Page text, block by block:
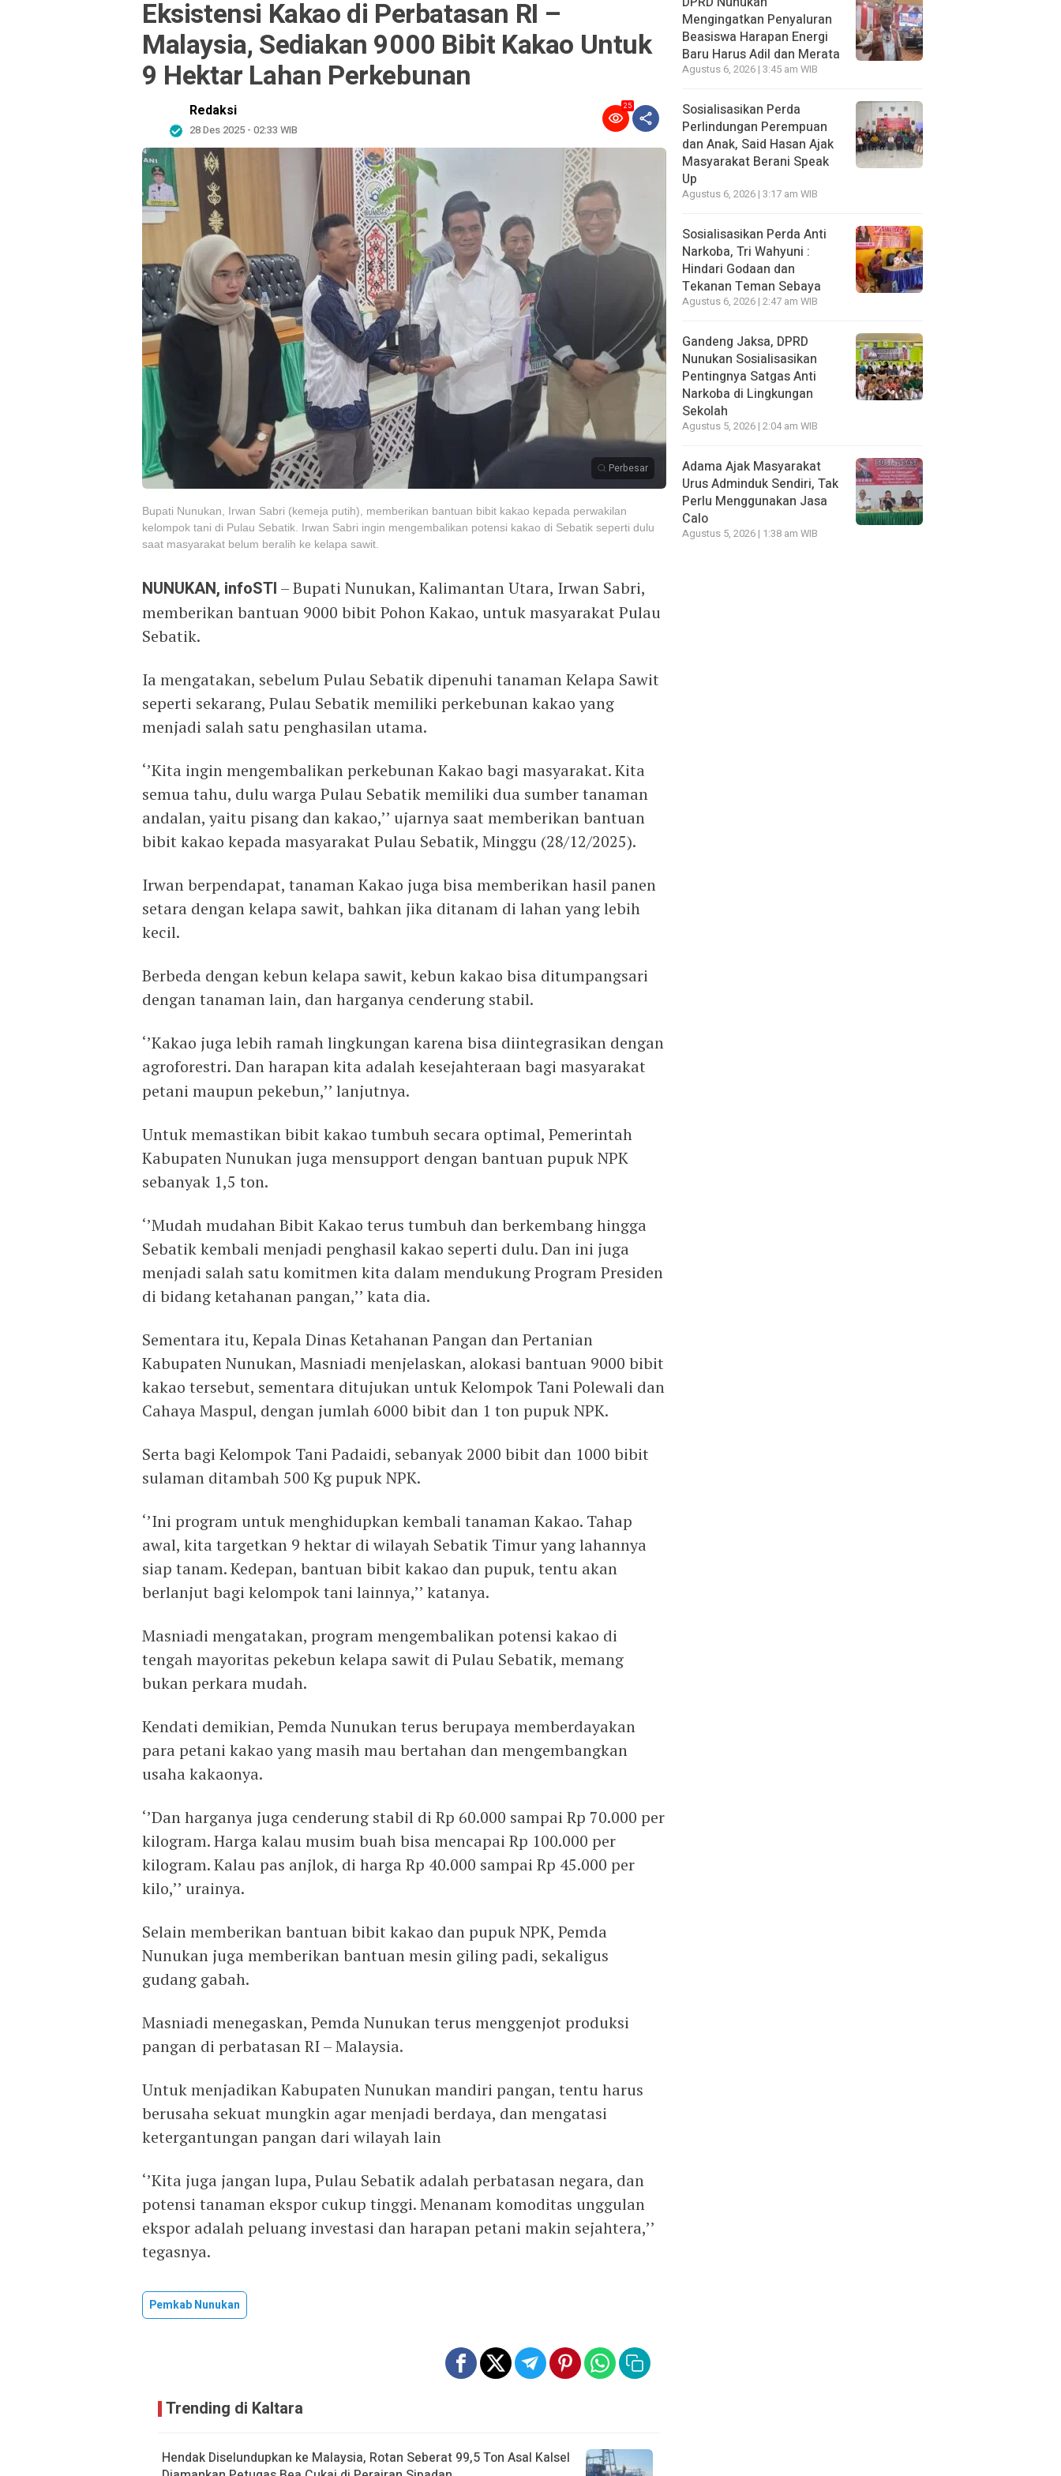
Eksistensi Kakao di Perbatasan RI –
Malaysia, Sediakan 9000 Bibit Kakao Untuk
9 Hektar Lahan Perkebunan
Redaksi
28 Des 2025 - 02:33 WIB
25
Perbesar
Bupati Nunukan, Irwan Sabri (kemeja putih), memberikan bantuan bibit kakao kepada perwakilan
kelompok tani di Pulau Sebatik. Irwan Sabri ingin mengembalikan potensi kakao di Sebatik seperti dulu
saat masyarakat belum beralih ke kelapa sawit.
NUNUKAN, infoSTI – Bupati Nunukan, Kalimantan Utara, Irwan Sabri,
memberikan bantuan 9000 bibit Pohon Kakao, untuk masyarakat Pulau
Sebatik.
Ia mengatakan, sebelum Pulau Sebatik dipenuhi tanaman Kelapa Sawit
seperti sekarang, Pulau Sebatik memiliki perkebunan kakao yang
menjadi salah satu penghasilan utama.
‘’Kita ingin mengembalikan perkebunan Kakao bagi masyarakat. Kita
semua tahu, dulu warga Pulau Sebatik memiliki dua sumber tanaman
andalan, yaitu pisang dan kakao,’’ ujarnya saat memberikan bantuan
bibit kakao kepada masyarakat Pulau Sebatik, Minggu (28/12/2025).
Irwan berpendapat, tanaman Kakao juga bisa memberikan hasil panen
setara dengan kelapa sawit, bahkan jika ditanam di lahan yang lebih
kecil.
Berbeda dengan kebun kelapa sawit, kebun kakao bisa ditumpangsari
dengan tanaman lain, dan harganya cenderung stabil.
‘’Kakao juga lebih ramah lingkungan karena bisa diintegrasikan dengan
agroforestri. Dan harapan kita adalah kesejahteraan bagi masyarakat
petani maupun pekebun,’’ lanjutnya.
Untuk memastikan bibit kakao tumbuh secara optimal, Pemerintah
Kabupaten Nunukan juga mensupport dengan bantuan pupuk NPK
sebanyak 1,5 ton.
‘’Mudah mudahan Bibit Kakao terus tumbuh dan berkembang hingga
Sebatik kembali menjadi penghasil kakao seperti dulu. Dan ini juga
menjadi salah satu komitmen kita dalam mendukung Program Presiden
di bidang ketahanan pangan,’’ kata dia.
Sementara itu, Kepala Dinas Ketahanan Pangan dan Pertanian
Kabupaten Nunukan, Masniadi menjelaskan, alokasi bantuan 9000 bibit
kakao tersebut, sementara ditujukan untuk Kelompok Tani Polewali dan
Cahaya Maspul, dengan jumlah 6000 bibit dan 1 ton pupuk NPK.
Serta bagi Kelompok Tani Padaidi, sebanyak 2000 bibit dan 1000 bibit
sulaman ditambah 500 Kg pupuk NPK.
‘’Ini program untuk menghidupkan kembali tanaman Kakao. Tahap
awal, kita targetkan 9 hektar di wilayah Sebatik Timur yang lahannya
siap tanam. Kedepan, bantuan bibit kakao dan pupuk, tentu akan
berlanjut bagi kelompok tani lainnya,’’ katanya.
Masniadi mengatakan, program mengembalikan potensi kakao di
tengah mayoritas pekebun kelapa sawit di Pulau Sebatik, memang
bukan perkara mudah.
Kendati demikian, Pemda Nunukan terus berupaya memberdayakan
para petani kakao yang masih mau bertahan dan mengembangkan
usaha kakaonya.
‘’Dan harganya juga cenderung stabil di Rp 60.000 sampai Rp 70.000 per
kilogram. Harga kalau musim buah bisa mencapai Rp 100.000 per
kilogram. Kalau pas anjlok, di harga Rp 40.000 sampai Rp 45.000 per
kilo,’’ urainya.
Selain memberikan bantuan bibit kakao dan pupuk NPK, Pemda
Nunukan juga memberikan bantuan mesin giling padi, sekaligus
gudang gabah.
Masniadi menegaskan, Pemda Nunukan terus menggenjot produksi
pangan di perbatasan RI – Malaysia.
Untuk menjadikan Kabupaten Nunukan mandiri pangan, tentu harus
berusaha sekuat mungkin agar menjadi berdaya, dan mengatasi
ketergantungan pangan dari wilayah lain
‘’Kita juga jangan lupa, Pulau Sebatik adalah perbatasan negara, dan
potensi tanaman ekspor cukup tinggi. Menanam komoditas unggulan
ekspor adalah peluang investasi dan harapan petani makin sejahtera,’’
tegasnya.
Pemkab Nunukan
Trending di Kaltara
Hendak Diselundupkan ke Malaysia, Rotan Seberat 99,5 Ton Asal Kalsel
Mengingatkan Penyaluran
Beasiswa Harapan Energi
Baru Harus Adil dan Merata
Agustus 6, 2026 | 3:45 am WIB
Sosialisasikan Perda
Perlindungan Perempuan
dan Anak, Said Hasan Ajak
Masyarakat Berani Speak
Up
Agustus 6, 2026 | 3:17 am WIB
Sosialisasikan Perda Anti
Narkoba, Tri Wahyuni :
Hindari Godaan dan
Tekanan Teman Sebaya
Agustus 6, 2026 | 2:47 am WIB
Gandeng Jaksa, DPRD
Nunukan Sosialisasikan
Pentingnya Satgas Anti
Narkoba di Lingkungan
Sekolah
Agustus 5, 2026 | 2:04 am WIB
Adama Ajak Masyarakat
Urus Adminduk Sendiri, Tak
Perlu Menggunakan Jasa
Calo
Agustus 5, 2026 | 1:38 am WIB